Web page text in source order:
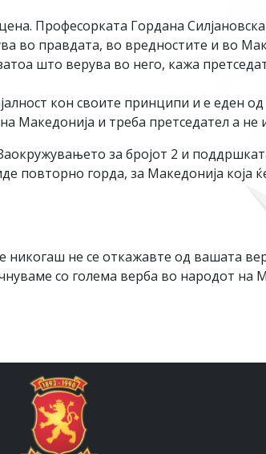
Професорката Гордана
во правдата, во вредностите и во
што верува во него, кажа
кон своите принципи и е еден
Македонија и треба претседател а
за бројот 2 и
повторно горда, за Македонија која
не се откажавте од вашата
со голема верба во народот на